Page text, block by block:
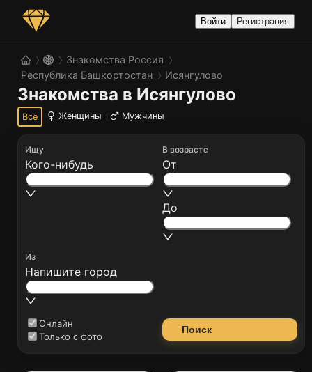
Войти Регистрация
Знакомства Россия
Республика Башкортостан
Исянгулово
Знакомства в Исянгулово
Все Женщины Мужчины
Ищу
Кого-нибудь
Из
Напишите город
В возрасте
От
До
Онлайн
Только с фото
Поиск